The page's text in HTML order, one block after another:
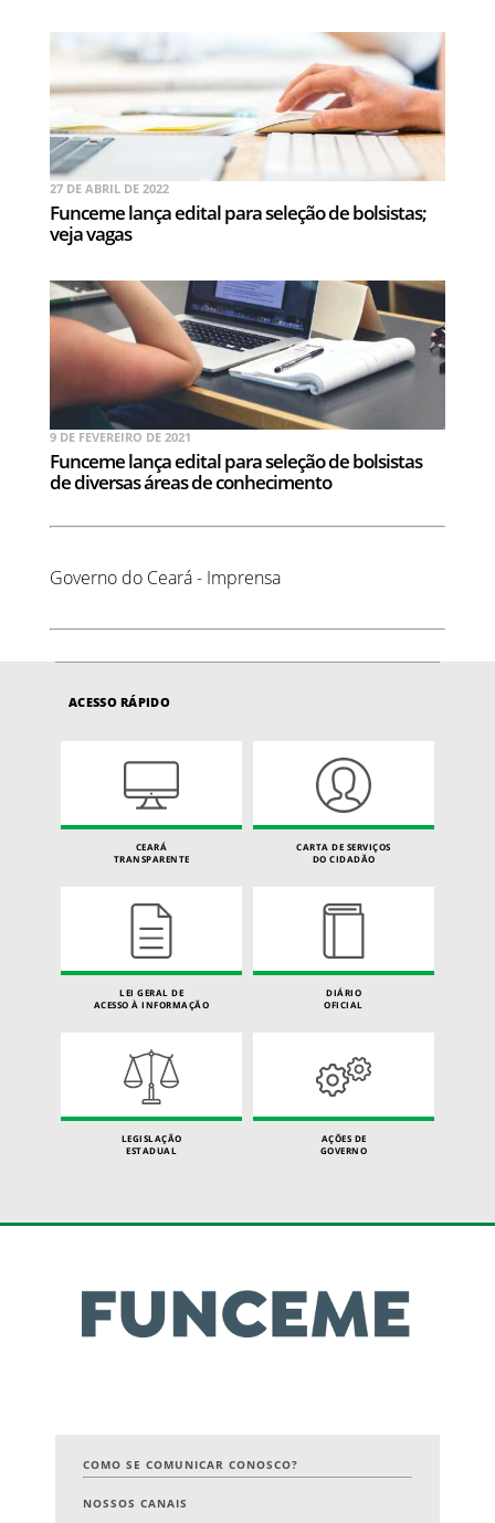
27 DE ABRIL DE 2022
Funceme lança edital para seleção de bolsistas;
veja vagas
9 DE FEVEREIRO DE 2021
Funceme lança edital para seleção de bolsistas
de diversas áreas de conhecimento
Governo do Ceará - Imprensa
ACESSO RÁPIDO
CEARÁ
TRANSPARENTE
CARTA DE SERVIÇOS
DO CIDADÃO
LEI GERAL DE
ACESSO À INFORMAÇÃO
DIÁRIO
OFICIAL
LEGISLAÇÃO
ESTADUAL
AÇÕES DE
GOVERNO
COMO SE COMUNICAR CONOSCO?
NOSSOS CANAIS